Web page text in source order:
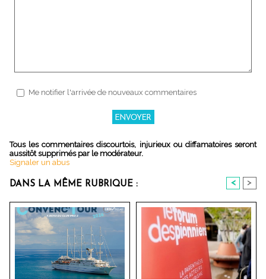
Me notifier l'arrivée de nouveaux commentaires
Tous les commentaires discourtois, injurieux ou diffamatoires seront
aussitôt supprimés par le modérateur.
Signaler un abus
DANS LA MÊME RUBRIQUE : < >